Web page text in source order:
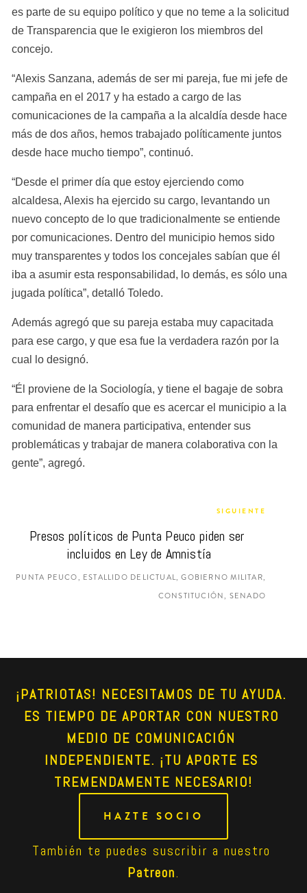
es parte de su equipo político y que no teme a la solicitud
de Transparencia que le exigieron los miembros del
concejo.
“Alexis Sanzana, además de ser mi pareja, fue mi jefe de
campaña en el 2017 y ha estado a cargo de las
comunicaciones de la campaña a la alcaldía desde hace
más de dos años, hemos trabajado políticamente juntos
desde hace mucho tiempo”, continuó.
“Desde el primer día que estoy ejerciendo como
alcaldesa, Alexis ha ejercido su cargo, levantando un
nuevo concepto de lo que tradicionalmente se entiende
por comunicaciones. Dentro del municipio hemos sido
muy transparentes y todos los concejales sabían que él
iba a asumir esta responsabilidad, lo demás, es sólo una
jugada política”, detalló Toledo.
Además agregó que su pareja estaba muy capacitada
para ese cargo, y que esa fue la verdadera razón por la
cual lo designó.
“Él proviene de la Sociología, y tiene el bagaje de sobra
para enfrentar el desafío que es acercar el municipio a la
comunidad de manera participativa, entender sus
problemáticas y trabajar de manera colaborativa con la
gente”, agregó.
SIGUIENTE
Presos políticos de Punta Peuco piden ser
incluidos en Ley de Amnistía
PUNTA PEUCO, ESTALLIDO DELICTUAL, GOBIERNO MILITAR,
CONSTITUCIÓN, SENADO
¡PATRIOTAS! NECESITAMOS DE TU AYUDA.
ES TIEMPO DE APORTAR CON NUESTRO
MEDIO DE COMUNICACIÓN
INDEPENDIENTE. ¡TU APORTE ES
TREMENDAMENTE NECESARIO!
HAZTE SOCIO
Patreon.